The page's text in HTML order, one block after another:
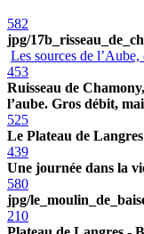
582
jpg/
Les sources de
453
Ruisseau de
l’aube. Gros débit,
525
Le Plateau de Langres
439
Une journée dans la
580
jpg/
210